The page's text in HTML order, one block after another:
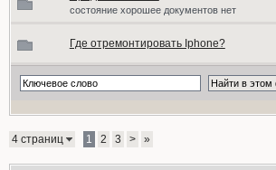
состояние хорошее документов нет
Где отремонтировать Iphone?
4 страниц 1 2 3 > »